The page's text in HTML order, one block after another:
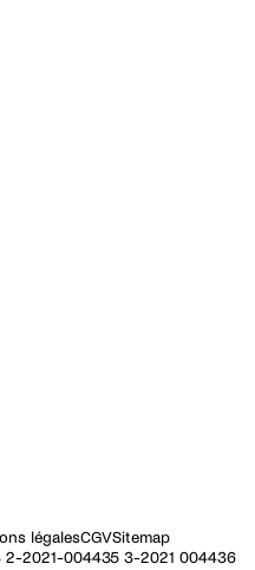
bien vous accompagner
pied de page.
légalesCGVSitemap
2021-004435 3-2021 004436